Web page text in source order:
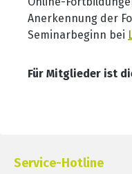
Anerkennung der
Seminarbeginn bei
Für Mitglieder ist
Service-Hotline